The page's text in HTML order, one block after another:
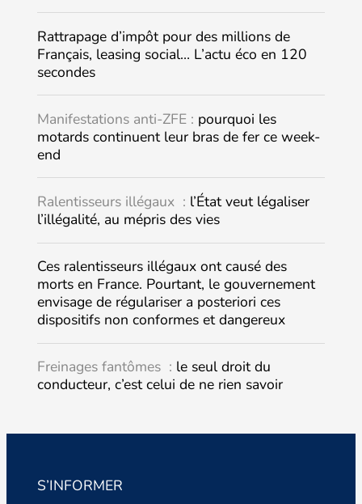
Rattrapage d’impôt pour des millions de
Français, leasing social… L’actu éco en 120
secondes
Manifestations anti-ZFE : pourquoi les
motards continuent leur bras de fer ce week-
end
Ralentisseurs illégaux : l’État veut légaliser
l’illégalité, au mépris des vies
Ces ralentisseurs illégaux ont causé des
morts en France. Pourtant, le gouvernement
envisage de régulariser a posteriori ces
dispositifs non conformes et dangereux
Freinages fantômes : le seul droit du
conducteur, c’est celui de ne rien savoir
S’INFORMER